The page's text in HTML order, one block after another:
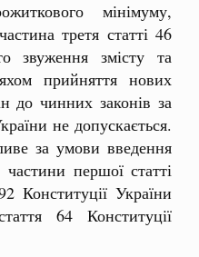
мінімуму,
третя статті 46
звуження змісту та
прийняття нових
до чинних законів за
не допускається.
за умови введення
першої статті
Конституції України
64 Конституції